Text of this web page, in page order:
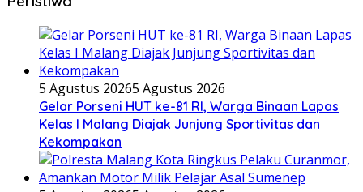
5 Agustus 20265 Agustus 2026
Gelar Porseni HUT ke-81 RI, Warga Binaan Lapas
Kelas I Malang Diajak Junjung Sportivitas dan
Kekompakan